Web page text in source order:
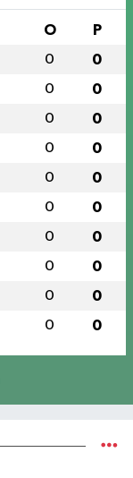
O P
0 0
0 0
0 0
0 0
0 0
0 0
0 0
0 0
0 0
0 0